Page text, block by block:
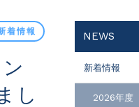
着情報
し
NEWS
新着情報
2026年度